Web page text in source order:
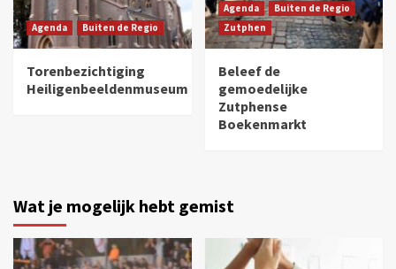
Agenda Buiten de Regio
Torenbezichtiging
Heiligenbeeldenmuseum
Agenda
Buiten de Regio
Zutphen
Beleef de
gemoedelijke
Zutphense
Boekenmarkt
Wat je mogelijk hebt gemist